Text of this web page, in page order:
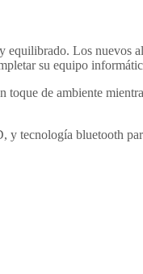
Los nuevos
su equipo
de ambiente
tecnología bluetooth